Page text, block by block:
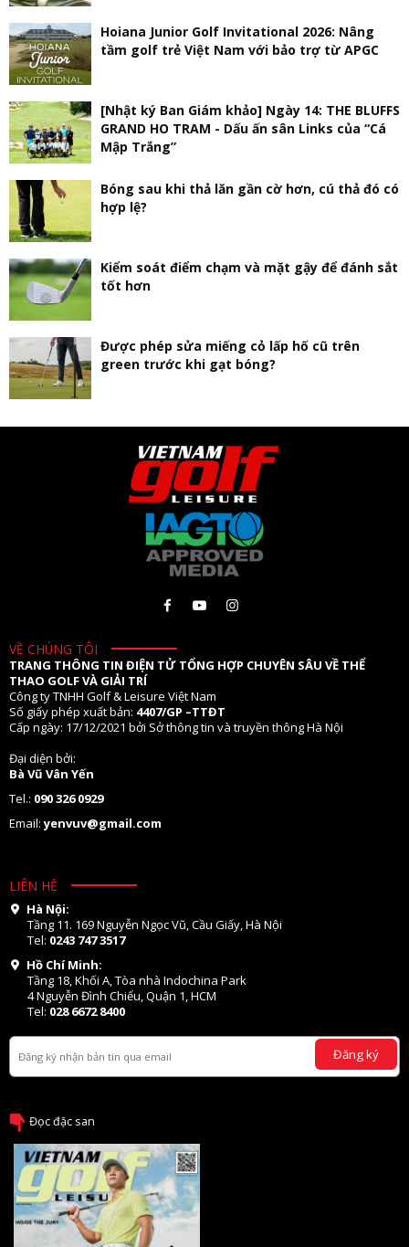
Hoiana Junior Golf Invitational 2026: Nâng
tầm golf trẻ Việt Nam với bảo trợ từ APGC
[Nhật ký Ban Giám khảo] Ngày 14: THE BLUFFS
GRAND HO TRAM - Dấu ấn sân Links của “Cá
Mập Trắng”
Bóng sau khi thả lăn gần cờ hơn, cú thả đó có
hợp lệ?
Kiểm soát điểm chạm và mặt gậy để đánh sắt
tốt hơn
Được phép sửa miếng cỏ lấp hố cũ trên
green trước khi gạt bóng?
VỀ CHÚNG TÔI
TRANG THÔNG TIN ĐIỆN TỬ TỔNG HỢP CHUYÊN SÂU VỀ THỂ
THAO GOLF VÀ GIẢI TRÍ
Công ty TNHH Golf & Leisure Việt Nam
Số giấy phép xuất bản: 4407/GP –TTĐT
Cấp ngày: 17/12/2021 bởi Sở thông tin và truyền thông Hà Nội
Đại diện bởi:
Bà Vũ Vân Yến
Tel.: 090 326 0929
Email:yenvuv@gmail.com
LIÊN HỆ
Hà Nội:
Tầng 11. 169 Nguyễn Ngọc Vũ, Cầu Giấy, Hà Nội
Tel: 0243 747 3517
Hồ Chí Minh:
Tầng 18, Khối A, Tòa nhà Indochina Park
4 Nguyễn Đình Chiểu, Quận 1, HCM
Tel: 028 6672 8400
Đăng ký
Đọc đặc san